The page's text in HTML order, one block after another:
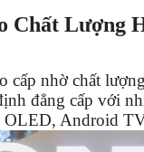
Lượng
nhờ chất
đẳng cấp với
OLED, Android